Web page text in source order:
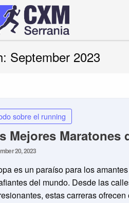
September 2023
sobre el running
Mejores Maratones
20, 2023
es un paraíso para los
del mundo. Desde las
estas carreras